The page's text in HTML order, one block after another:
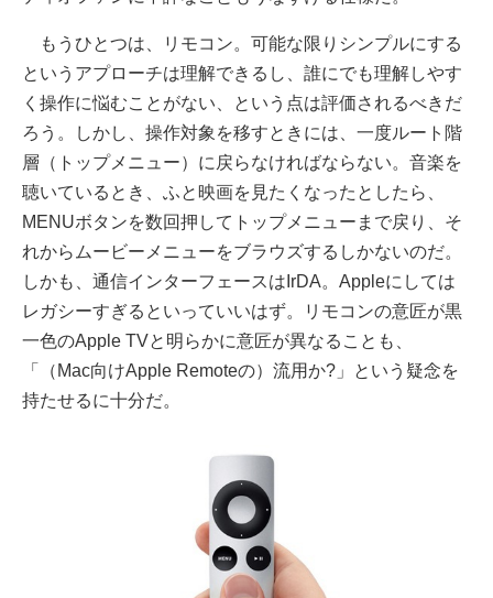
もうひとつは、リモコン。可能な限りシンプルにする
というアプローチは理解できるし、誰にでも理解しやす
く操作に悩むことがない、という点は評価されるべきだ
ろう。しかし、操作対象を移すときには、一度ルート階
層（トップメニュー）に戻らなければならない。音楽を
聴いているとき、ふと映画を見たくなったとしたら、
MENUボタンを数回押してトップメニューまで戻り、そ
れからムービーメニューをブラウズするしかないのだ。
しかも、通信インターフェースはIrDA。Appleにしては
レガシーすぎるといっていいはず。リモコンの意匠が黒
一色のApple TVと明らかに意匠が異なることも、
「（Mac向けApple Remoteの）流用か?」という疑念を
持たせるに十分だ。